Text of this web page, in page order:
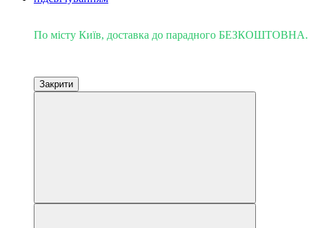
По місту Київ, доставка до парадного БЕЗКОШТОВНА.
Закрити